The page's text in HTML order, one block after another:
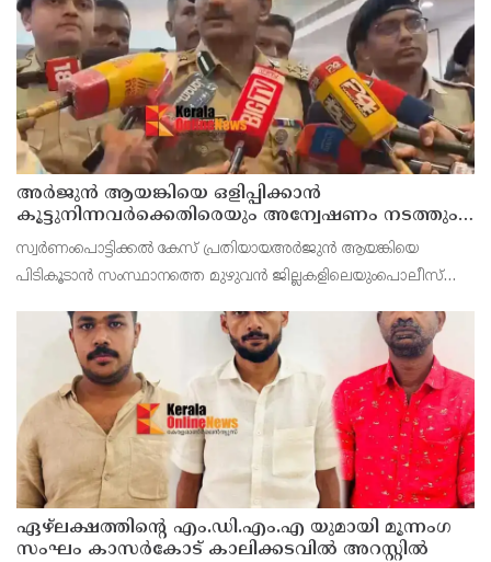
അർജുൻ ആയങ്കിയെ ഒളിപ്പിക്കാൻ
കൂട്ടുനിന്നവർക്കെതിരെയും അന്വേഷണം നടത്തും:
കണ്ണൂർ റേഞ്ച് ഡി. ഐ ജി കെ. കാർത്തിക്ക്
സ്വർണംപൊട്ടിക്കൽ കേസ് പ്രതിയായഅർജുൻ ആയങ്കിയെ
പിടികൂടാൻ സംസ്ഥാനത്തെ മുഴുവൻ ജില്ലകളിലെയുംപൊലീസ്
ഏഴ്ലക്ഷത്തിൻ്റെ എം.ഡി.എം.എ യുമായി മൂന്നംഗ
സംഘം കാസർകോട് കാലിക്കടവിൽ അറസ്റ്റിൽ